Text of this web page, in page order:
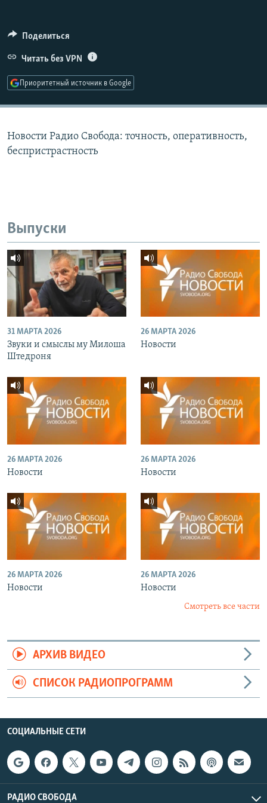
ПОДПИШИТЕСЬ НА РАССЫЛКУ
СОЦИАЛЬНЫЕ СЕТИ
Поделиться
Читать без VPN
Приоритетный источник в Google
Новости Радио Свобода: точность, оперативность,
беспристрастность
Выпуски
31 МАРТА 2026
Звуки и смыслы му Милоша
Штедроня
26 МАРТА 2026
Новости
26 МАРТА 2026
Новости
26 МАРТА 2026
Новости
26 МАРТА 2026
Новости
26 МАРТА 2026
Новости
Смотреть все части
АРХИВ ВИДЕО
СПИСОК РАДИОПРОГРАММ
СОЦИАЛЬНЫЕ СЕТИ
РАДИО СВОБОДА